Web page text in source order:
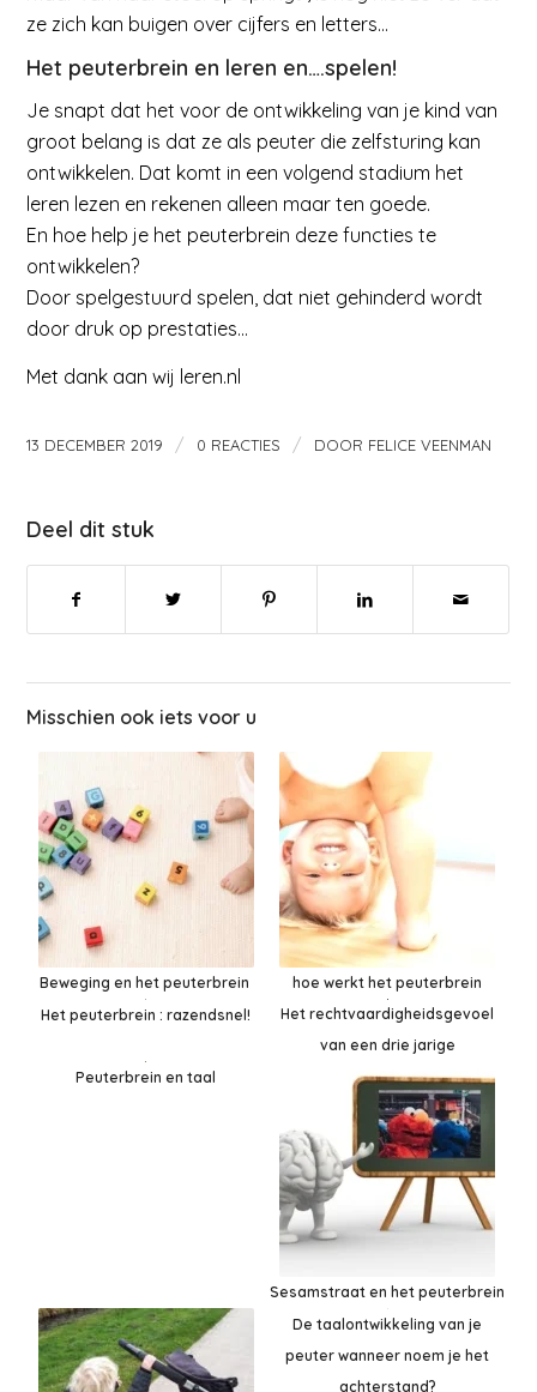
ze zich kan buigen over cijfers en letters…
Het peuterbrein en leren en….spelen!
Je snapt dat het voor de ontwikkeling van je kind van
groot belang is dat ze als peuter die zelfsturing kan
ontwikkelen. Dat komt in een volgend stadium het
leren lezen en rekenen alleen maar ten goede.
En hoe help je het peuterbrein deze functies te
ontwikkelen?
Door spelgestuurd spelen, dat niet gehinderd wordt
door druk op prestaties…
Met dank aan wij leren.nl
13 DECEMBER 2019 / 0 REACTIES / DOOR FELICE VEENMAN
Deel dit stuk
Misschien ook iets voor u
Beweging en het peuterbrein
hoe werkt het peuterbrein
Het peuterbrein : razendsnel!
Het rechtvaardigheidsgevoel
van een drie jarige
Peuterbrein en taal
Sesamstraat en het peuterbrein
De taalontwikkeling van je
peuter wanneer noem je het
achterstand?